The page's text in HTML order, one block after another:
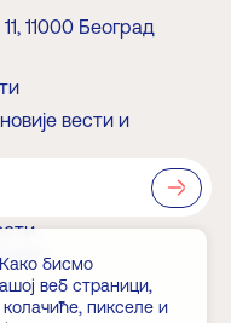
11000 Београд
вести и
бисмо
веб страници,
пикселе и